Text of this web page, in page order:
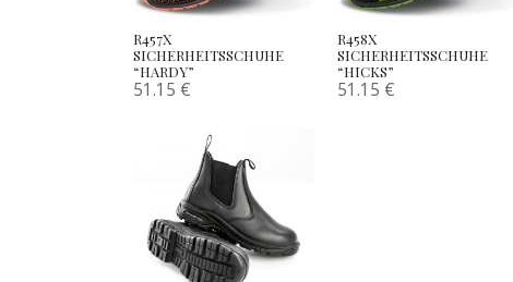
R457X
SICHERHEITSSCHUHE
“HARDY”
51.15 €
R458X
SICHERHEITSSCHUHE
“HICKS”
51.15 €